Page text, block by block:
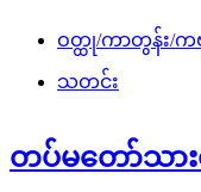
ဝတ္ထု/ကာတွန်း/ကဗျ
သတင်း
တပ်မတော်သာ